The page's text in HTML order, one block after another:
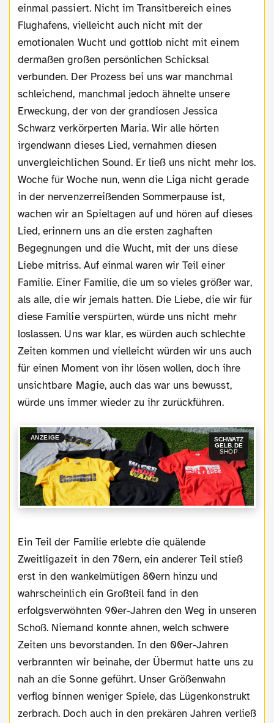
einmal passiert. Nicht im Transitbereich eines
Flughafens, vielleicht auch nicht mit der
emotionalen Wucht und gottlob nicht mit einem
dermaßen großen persönlichen Schicksal
verbunden. Der Prozess bei uns war manchmal
schleichend, manchmal jedoch ähnelte unsere
Erweckung, der von der grandiosen Jessica
Schwarz verkörperten Maria. Wir alle hörten
irgendwann dieses Lied, vernahmen diesen
unvergleichlichen Sound. Er ließ uns nicht mehr los.
Woche für Woche nun, wenn die Liga nicht gerade
in der nervenzerreißenden Sommerpause ist,
wachen wir an Spieltagen auf und hören auf dieses
Lied, erinnern uns an die ersten zaghaften
Begegnungen und die Wucht, mit der uns diese
Liebe mitriss. Auf einmal waren wir Teil einer
Familie. Einer Familie, die um so vieles größer war,
als alle, die wir jemals hatten. Die Liebe, die wir für
diese Familie verspürten, würde uns nicht mehr
loslassen. Uns war klar, es würden auch schlechte
Zeiten kommen und vielleicht würden wir uns auch
für einen Moment von ihr lösen wollen, doch ihre
unsichtbare Magie, auch das war uns bewusst,
würde uns immer wieder zu ihr zurückführen.
ANZEIGE
SCHWATZ
GELB.DE
SHOP
Ein Teil der Familie erlebte die quälende
Zweitligazeit in den 70ern, ein anderer Teil stieß
erst in den wankelmütigen 80ern hinzu und
wahrscheinlich ein Großteil fand in den
erfolgsverwöhnten 90er-Jahren den Weg in unseren
Schoß. Niemand konnte ahnen, welch schwere
Zeiten uns bevorstanden. In den 00er-Jahren
verbrannten wir beinahe, der Übermut hatte uns zu
nah an die Sonne geführt. Unser Größenwahn
verflog binnen weniger Spiele, das Lügenkonstrukt
zerbrach. Doch auch in den prekären Jahren verließ